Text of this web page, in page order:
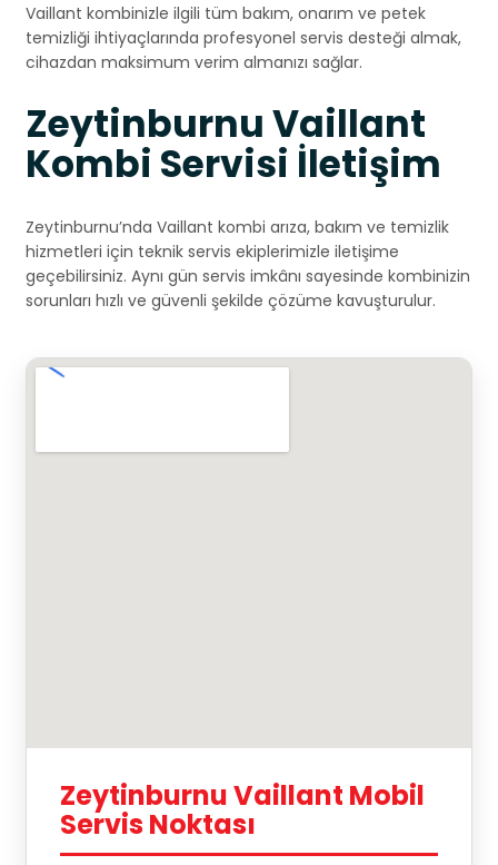
Vaillant kombinizle ilgili tüm bakım, onarım ve petek
temizliği ihtiyaçlarında profesyonel servis desteği almak,
cihazdan maksimum verim almanızı sağlar.
Zeytinburnu Vaillant
Kombi Servisi İletişim
Zeytinburnu’nda Vaillant kombi arıza, bakım ve temizlik
hizmetleri için teknik servis ekiplerimizle iletişime
geçebilirsiniz. Aynı gün servis imkânı sayesinde kombinizin
sorunları hızlı ve güvenli şekilde çözüme kavuşturulur.
Zeytinburnu Vaillant Mobil
Servis Noktası